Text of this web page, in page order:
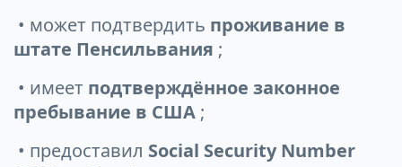
• может подтвердить проживание в
штате Пенсильвания ;
• имеет подтверждённое законное
пребывание в США ;
• предоставил Social Security Number